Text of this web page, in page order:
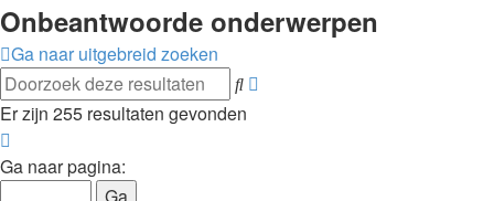
Onbeantwoorde onderwerpen
Ga naar uitgebreid zoeken
Zoek
Er zijn 255 resultaten gevonden
1
Ga naar pagina: